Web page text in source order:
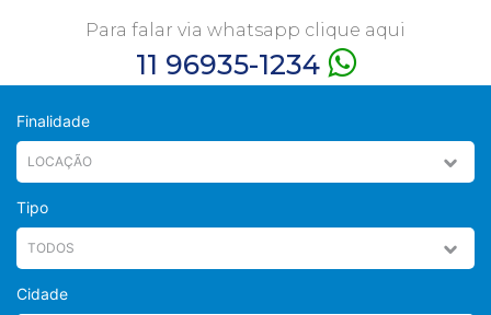
Para falar via whatsapp clique aqui
11 96935-1234
Finalidade
Tipo
Cidade